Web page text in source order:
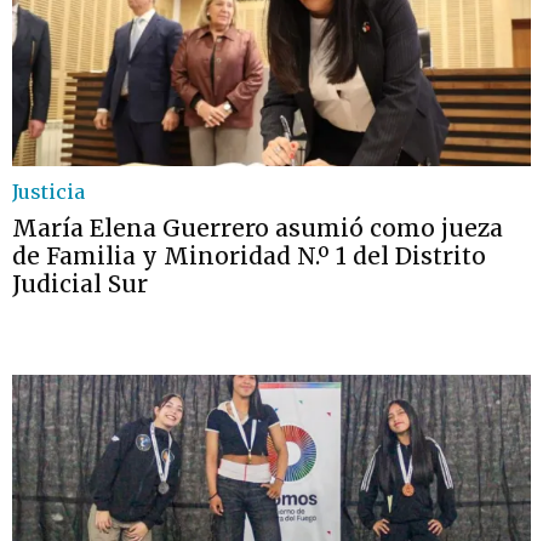
Justicia
María Elena Guerrero asumió como jueza
de Familia y Minoridad N.º 1 del Distrito
Judicial Sur